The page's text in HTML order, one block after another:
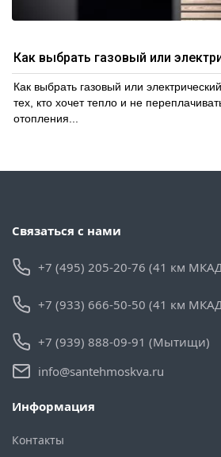
Как выбрать газовый или
Как выбрать газовый или
тех, кто хочет тепло и не
отопления...
Связаться с нами
+7 (495) 205-20-76 (41 км
+7 (933) 666-50-50 (41 км
+7 (939) 888-09-91 (Мытищи)
info@santehmoskva.ru
Информация
Контакты